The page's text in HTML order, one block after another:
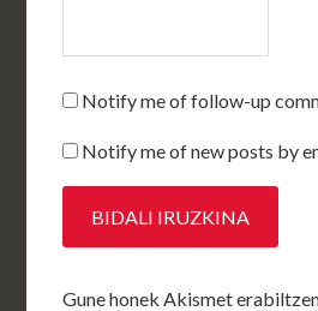
Notify me of follow-up
Notify me of new posts by
Gune honek Akismet